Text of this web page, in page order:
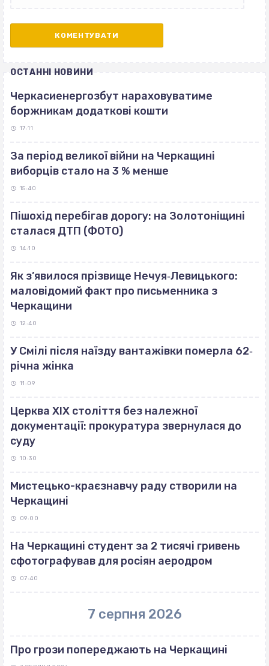
ОСТАННІ НОВИНИ
Черкасиенергозбут нараховуватиме
боржникам додаткові кошти
17:11
За період великої війни на Черкащині
виборців стало на 3 % менше
15:40
Пішохід перебігав дорогу: на Золотоніщині
сталася ДТП (ФОТО)
14:10
Як з’явилося прізвище Нечуя‐Левицького:
маловідомий факт про письменника з
Черкащини
12:40
У Смілі після наїзду вантажівки померла 62‐
річна жінка
11:09
Церква ХІХ століття без належної
документації: прокуратура звернулася до
суду
10:30
Мистецько-краєзнавчу раду створили на
Черкащині
09:00
На Черкащині студент за 2 тисячі гривень
сфотографував для росіян аеродром
07:40
7 серпня 2026
Про грози попереджають на Черкащині